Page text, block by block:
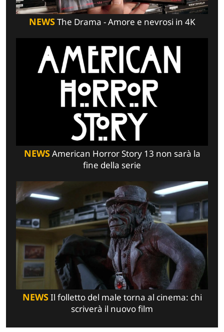
NEWSThe Drama - Amore e nevrosi in 4K
NEWSAmerican Horror Story 13 non sarà la
fine della serie
NEWSIl folletto del male torna al cinema: chi
scriverà il nuovo film